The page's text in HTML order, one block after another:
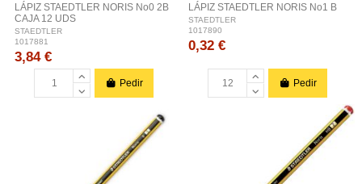
LÁPIZ STAEDTLER NORIS No0 2B
CAJA 12 UDS
STAEDTLER
1017881
3,84 €
Pedir
LÁPIZ STAEDTLER NORIS No1 B
STAEDTLER
1017890
0,32 €
Pedir